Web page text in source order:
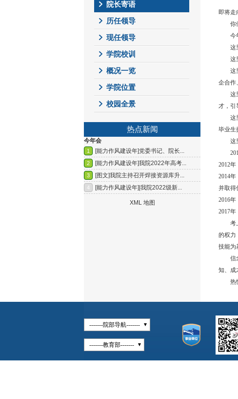
院长寄语
历任领导
现任领导
学院校训
概况一览
学院位置
校园全景
热点新闻
即将走
你们
今年
这里
这里
这里
企合作
这里
才，引
这里
毕业生
这
2011
2012
2014
并取得
2016
2017年
考上
的权力
技能为
信念
知、成
热忱
-------院部导航-------
-------教育部-------